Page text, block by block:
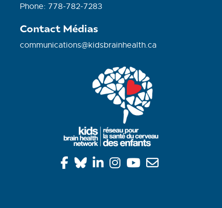
Phone: 778-782-7283
Contact Médias
communications@kidsbrainhealth.ca